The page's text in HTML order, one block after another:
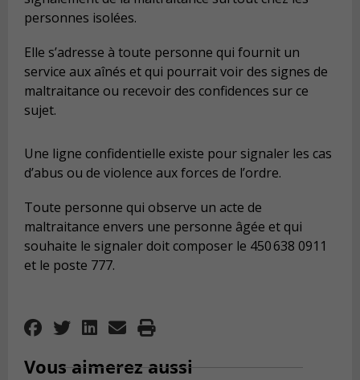
personnes isolées.
Elle s’adresse à toute personne qui fournit un
service aux aînés et qui pourrait voir des signes de
maltraitance ou recevoir des confidences sur ce
sujet.
Une ligne confidentielle existe pour signaler les cas
d’abus ou de violence aux forces de l’ordre.
Toute personne qui observe un acte de
maltraitance envers une personne âgée et qui
souhaite le signaler doit composer le 450 638 0911
et le poste 777.
Vous aimerez aussi